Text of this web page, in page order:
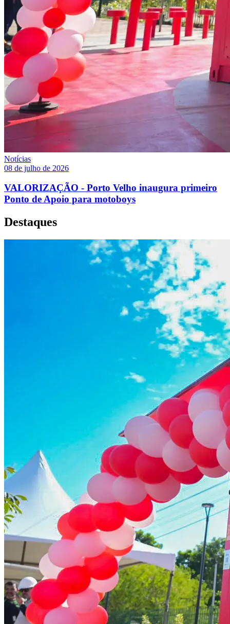
Notícias
08 de julho de 2026
VALORIZAÇÃO - Porto Velho inaugura primeiro
Ponto de Apoio para motoboys
Destaques